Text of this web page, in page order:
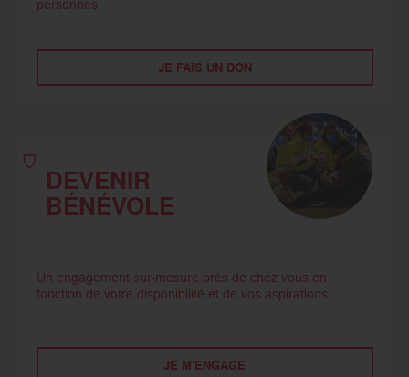
personnes.
JE FAIS UN DON
DEVENIR
BÉNÉVOLE
Un engagement sur-mesure près de chez vous en
fonction de votre disponibilité et de vos aspirations.
JE M'ENGAGE